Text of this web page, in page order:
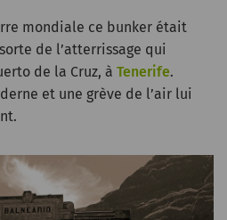
mondiale ce bunker était
de l’atterrissage qui
de la Cruz, à Tenerife.
et une grève de l’air lui